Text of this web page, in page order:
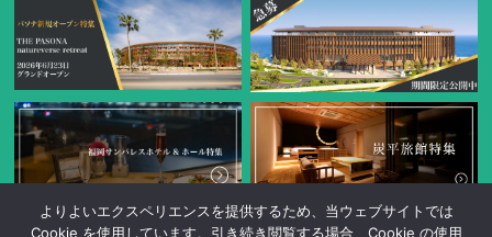
よりよいエクスペリエンスを提供するため、当ウェブサイトでは
Cookie を使用しています。引き続き閲覧する場合、Cookie の使用